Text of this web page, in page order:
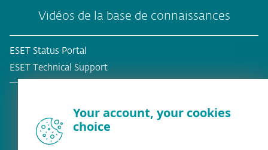
Vidéos de la base de connaissances
ESET Status Portal
ESET Technical Support
Your account, your cookies
choice